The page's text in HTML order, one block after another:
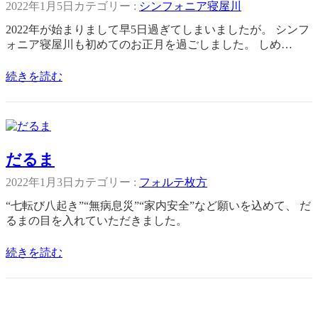
2022年1月5日 カテゴリー : シンフォニア寝屋川
2022年が始まりまして早5日過ぎてしまいましたが。 シンフ
ォニア寝屋川も初めてのお正月を過ごしました。 しめ…
続きを読む
だるま
2022年1月3日 カテゴリー : フォルテ枚方
“七転び八起き”“無病息災”“家内安全”など願いを込めて、 だ
るまの目を入れていただきました。
続きを読む